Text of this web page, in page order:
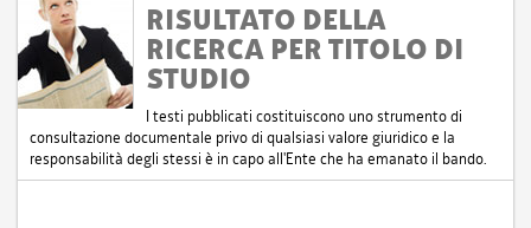
RISULTATO DELLA
RICERCA PER TITOLO DI
STUDIO
I testi pubblicati costituiscono uno strumento di
consultazione documentale privo di qualsiasi valore giuridico e la
responsabilità degli stessi è in capo all'Ente che ha emanato il bando.